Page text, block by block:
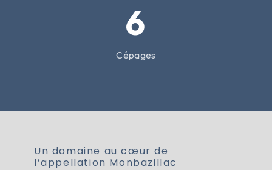
6
Cépages
Un domaine au cœur de
l’appellation Monbazillac